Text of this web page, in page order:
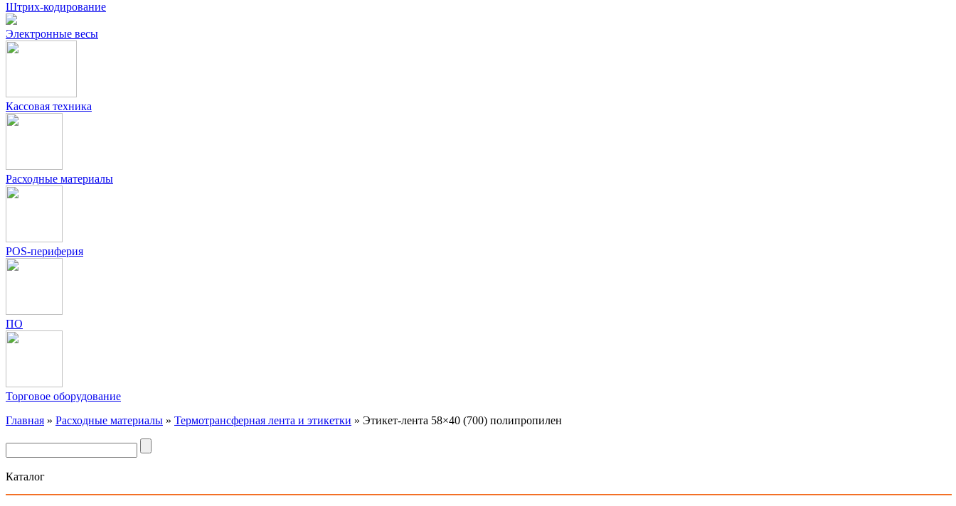
Штрих-кодирование
Электронные весы
Кассовая техника
Расходные материалы
POS-периферия
ПО
Торговое оборудование
Главная » Расходные материалы » Термотрансферная лента и этикетки » Этикет-лента 58×40 (700) полипропилен
Каталог